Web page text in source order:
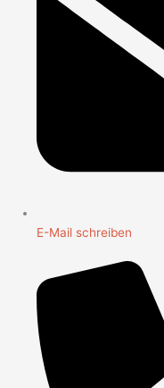
E-Mail schreiben